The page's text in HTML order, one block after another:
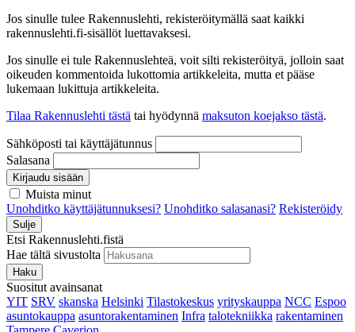
Jos sinulle tulee Rakennuslehti, rekisteröitymällä saat kaikki
rakennuslehti.fi-sisällöt luettavaksesi.
Jos sinulle ei tule Rakennuslehteä, voit silti rekisteröityä, jolloin saat
oikeuden kommentoida lukottomia artikkeleita, mutta et pääse
lukemaan lukittuja artikkeleita.
Tilaa Rakennuslehti tästä tai hyödynnä maksuton koejakso tästä.
Sähköposti tai käyttäjätunnus
Salasana
Kirjaudu sisään
Muista minut
Unohditko käyttäjätunnuksesi? Unohditko salasanasi? Rekisteröidy
Sulje
Etsi Rakennuslehti.fistä
Hae tältä sivustolta
Haku
Suositut avainsanat
YIT SRV skanska Helsinki Tilastokeskus yrityskauppa NCC Espoo
asuntokauppa asuntorakentaminen Infra talotekniikka rakentaminen